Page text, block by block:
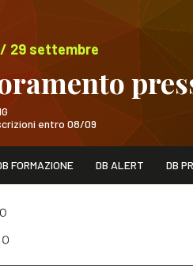
/ 29 settembre
entro 08/09
WEBINAR / 29
FORMAZIONE DB ALERT DB
Cerca nel